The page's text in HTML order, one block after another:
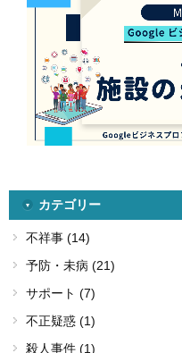
カテゴリー
不祥事 (14)
予防・未病 (21)
サポート (7)
不正疑惑 (1)
殺人事件 (1)